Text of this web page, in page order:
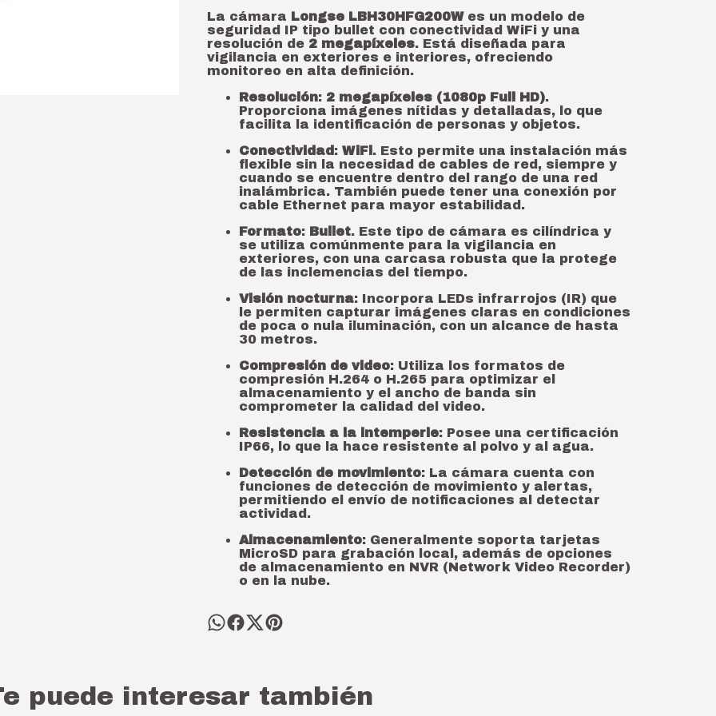
La cámara Longse LBH30HFG200Wes un modelo de
seguridad IP tipo bullet con conectividad WiFi y una
resolución de 2 megapíxeles. Está diseñada para
vigilancia en exteriores e interiores, ofreciendo
monitoreo en alta definición.
Resolución: 2 megapíxeles (1080p Full HD).
Proporciona imágenes nítidas y detalladas, lo que
facilita la identificación de personas y objetos.
Conectividad : WiFi . Esto permite una instalación más
flexible sin la necesidad de cables de red, siempre y
cuando se encuentre dentro del rango de una red
inalámbrica. También puede tener una conexión por
cable Ethernet para mayor estabilidad.
Formato: Bullet. Este tipo de cámara es cilíndrica y
se utiliza comúnmente para la vigilancia en
exteriores, con una carcasa robusta que la protege
de las inclemencias del tiempo.
Visión nocturna: Incorpora LEDs infrarrojos (IR) que
le permiten capturar imágenes claras en condiciones
de poca o nula iluminación, con un alcance de hasta
30 metros.
Compresión de video: Utiliza los formatos de
compresión H.264 o H.265 para optimizar el
almacenamiento y el ancho de banda sin
comprometer la calidad del video.
Resistencia a la intemperie: Posee una certificación
IP66, lo que la hace resistente al polvo y al agua.
Detección de movimiento: La cámara cuenta con
funciones de detección de movimiento y alertas,
permitiendo el envío de notificaciones al detectar
actividad.
Almacenamiento: Generalmente soporta tarjetas
MicroSD para grabación local, además de opciones
de almacenamiento en NVR (Network Video Recorder)
o en la nube.
puede interesar también